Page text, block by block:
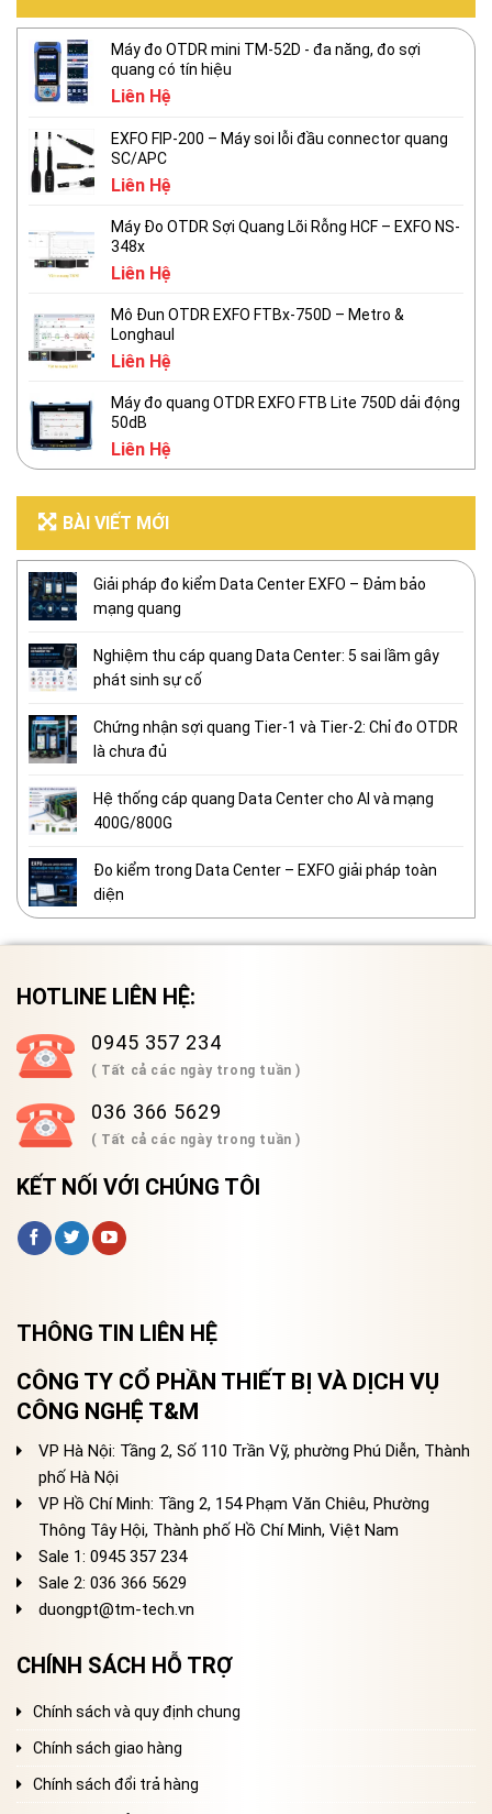
Máy đo OTDR mini TM-52D - đa năng, đo sợi
quang có tín hiệu
Liên Hệ
EXFO FIP-200 – Máy soi lỗi đầu connector quang
SC/APC
Liên Hệ
Máy Đo OTDR Sợi Quang Lõi Rỗng HCF – EXFO NS-
348x
Liên Hệ
Mô Đun OTDR EXFO FTBx-750D – Metro &
Longhaul
Liên Hệ
Máy đo quang OTDR EXFO FTB Lite 750D dải động
50dB
Liên Hệ
BÀI VIẾT MỚI
Giải pháp đo kiểm Data Center EXFO – Đảm bảo
mạng quang
Nghiệm thu cáp quang Data Center: 5 sai lầm gây
phát sinh sự cố
Chứng nhận sợi quang Tier-1 và Tier-2: Chỉ đo OTDR
là chưa đủ
Hệ thống cáp quang Data Center cho AI và mạng
400G/800G
Đo kiểm trong Data Center – EXFO giải pháp toàn
diện
HOTLINE LIÊN HỆ:
0945 357 234
( Tất cả các ngày trong tuần )
036 366 5629
( Tất cả các ngày trong tuần )
KẾT NỐI VỚI CHÚNG TÔI
THÔNG TIN LIÊN HỆ
CÔNG TY CỔ PHẦN THIẾT BỊ VÀ DỊCH VỤ
CÔNG NGHỆ T&M
VP Hà Nội: Tầng 2, Số 110 Trần Vỹ, phường Phú Diễn, Thành
phố Hà Nội
VP Hồ Chí Minh: Tầng 2, 154 Phạm Văn Chiêu, Phường
Thông Tây Hội, Thành phố Hồ Chí Minh, Việt Nam
Sale 1: 0945 357 234
Sale 2: 036 366 5629
duongpt@tm-tech.vn
CHÍNH SÁCH HỖ TRỢ
Chính sách và quy định chung
Chính sách giao hàng
Chính sách đổi trả hàng